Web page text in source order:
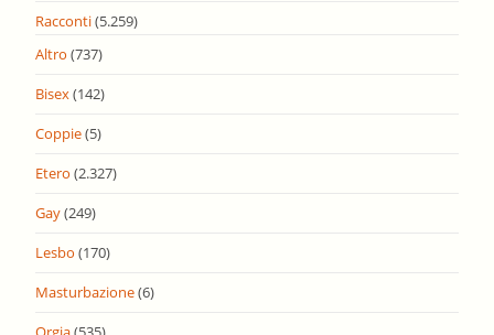
Racconti(5.259)
Altro (737)
Bisex(142)
Coppie(5)
Etero (2.327)
Gay(249)
Lesbo (170)
Masturbazione(6)